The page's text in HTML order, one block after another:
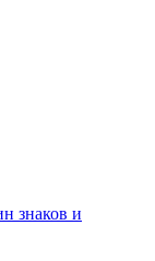
знаков и